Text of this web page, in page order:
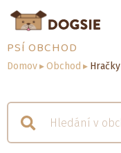
PSÍ OBCHOD
Domov▸Obchod ▸ Hračky